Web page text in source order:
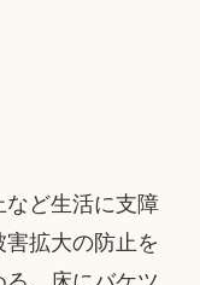
ど生活に支障
拡大の防止を